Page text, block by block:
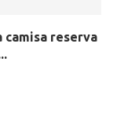
camisa reserva